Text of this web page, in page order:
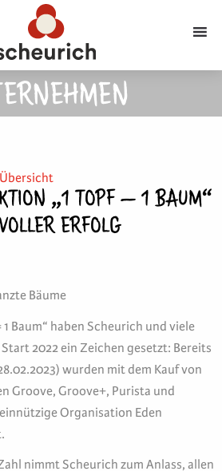
„1 TOPF – 1 BAUM“
ERFOLG
Bäume
Baum“ haben Scheurich und viele
2022 ein Zeichen gesetzt: Bereits
wurden mit dem Kauf von
Groove, Groove+, Purista und
Organisation Eden
nimmt Scheurich zum Anlass, allen